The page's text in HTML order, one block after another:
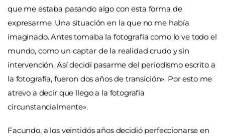
que me estaba pasando algo con esta forma de
expresarme. Una situación en la que no me había
imaginado. Antes tomaba la fotografía como lo ve todo el
mundo, como un captar de la realidad crudo y sin
intervención. Así decidí pasarme del periodismo escrito a
la fotografía, fueron dos años de transición». Por esto me
atrevo a decir que llego a la fotografía
circunstancialmente».
Facundo, a los veintidós años decidió perfeccionarse en